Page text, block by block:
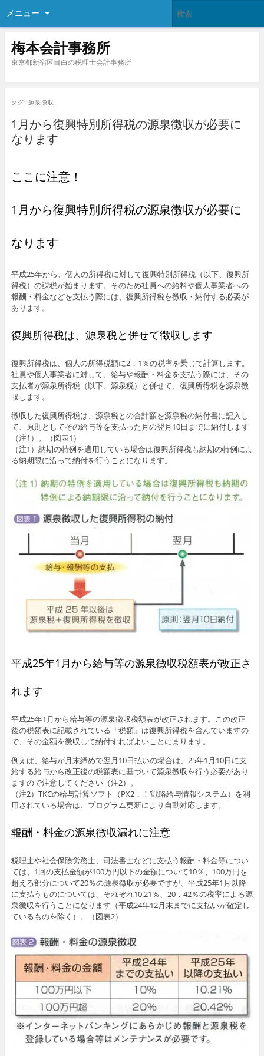
メニュー
梅本会計事務所
東京都新宿区目白の税理士会計事務所
タグ: 源泉徴収
1月から復興特別所得税の源泉徴収が必要に
なります
ここに注意！
1月から復興特別所得税の源泉徴収が必要に
なります
平成25年から、個人の所得税に対して復興特別所得税（以下、復興所
得税）の課税が始まります。そのため社員への給料や個人事業者への
報酬・料金などを支払う際には、復興所得税を徴収・納付する必要が
あります。
復興所得税は、源泉税と併せて徴収します
復興所得税は、個人の所得税額に2．1％の税率を乗じて計算します。
社員や個人事業者に対して、給与や報酬・料金を支払う際には、その
支払者が源泉所得税（以下、源泉税）と併せて、復興所得税を源泉徴
収します。
徴収した復興所得税は、源泉税との合計額を源泉税の納付書に記入し
て、原則としてその給与等を支払った月の翌月10日までに納付します
（注1）。（図表1）
（注1）納期の特例を適用している場合は復興所得税も納期の特例によ
る納期限に沿って納付を行うことになります。
平成25年1月から給与等の源泉徴収税額表が改正さ
れます
平成25年1月から給与等の源泉徴収税額表が改正されます。この改正
後の税額表に記載されている「税額」は復興所得税を含んでいますの
で、その金額を徴収して納付すればよいことにまります。
例えば、給与が月末締めで翌月10日払いの場合は、25年1月10日に支
給する給与から改正後の税額表に基づいて源泉徴収を行う必要があり
ますので注意してください（注2）。
（注2）TKCの給与計算ソフト（PX2．！’戦略給与情報システム）を利
用されている場合は、プログラム更新により自動対応します。
報酬・料金の源泉徴収漏れに注意
税理士や社会保険労務士、司法書士などに支払う報酬・料金等につい
ては、1回の支払金額が100万円以下の金額について10％、100万円を
超える部分について20％の源泉徴収が必要ですが、平成25年1月以降
に支払うものについては、それぞれ10.21％、20．42％の税率による源
泉徴収を行うことになります（平成24年12月末までに支払いが確定し
ているものを除く）。（図表2）